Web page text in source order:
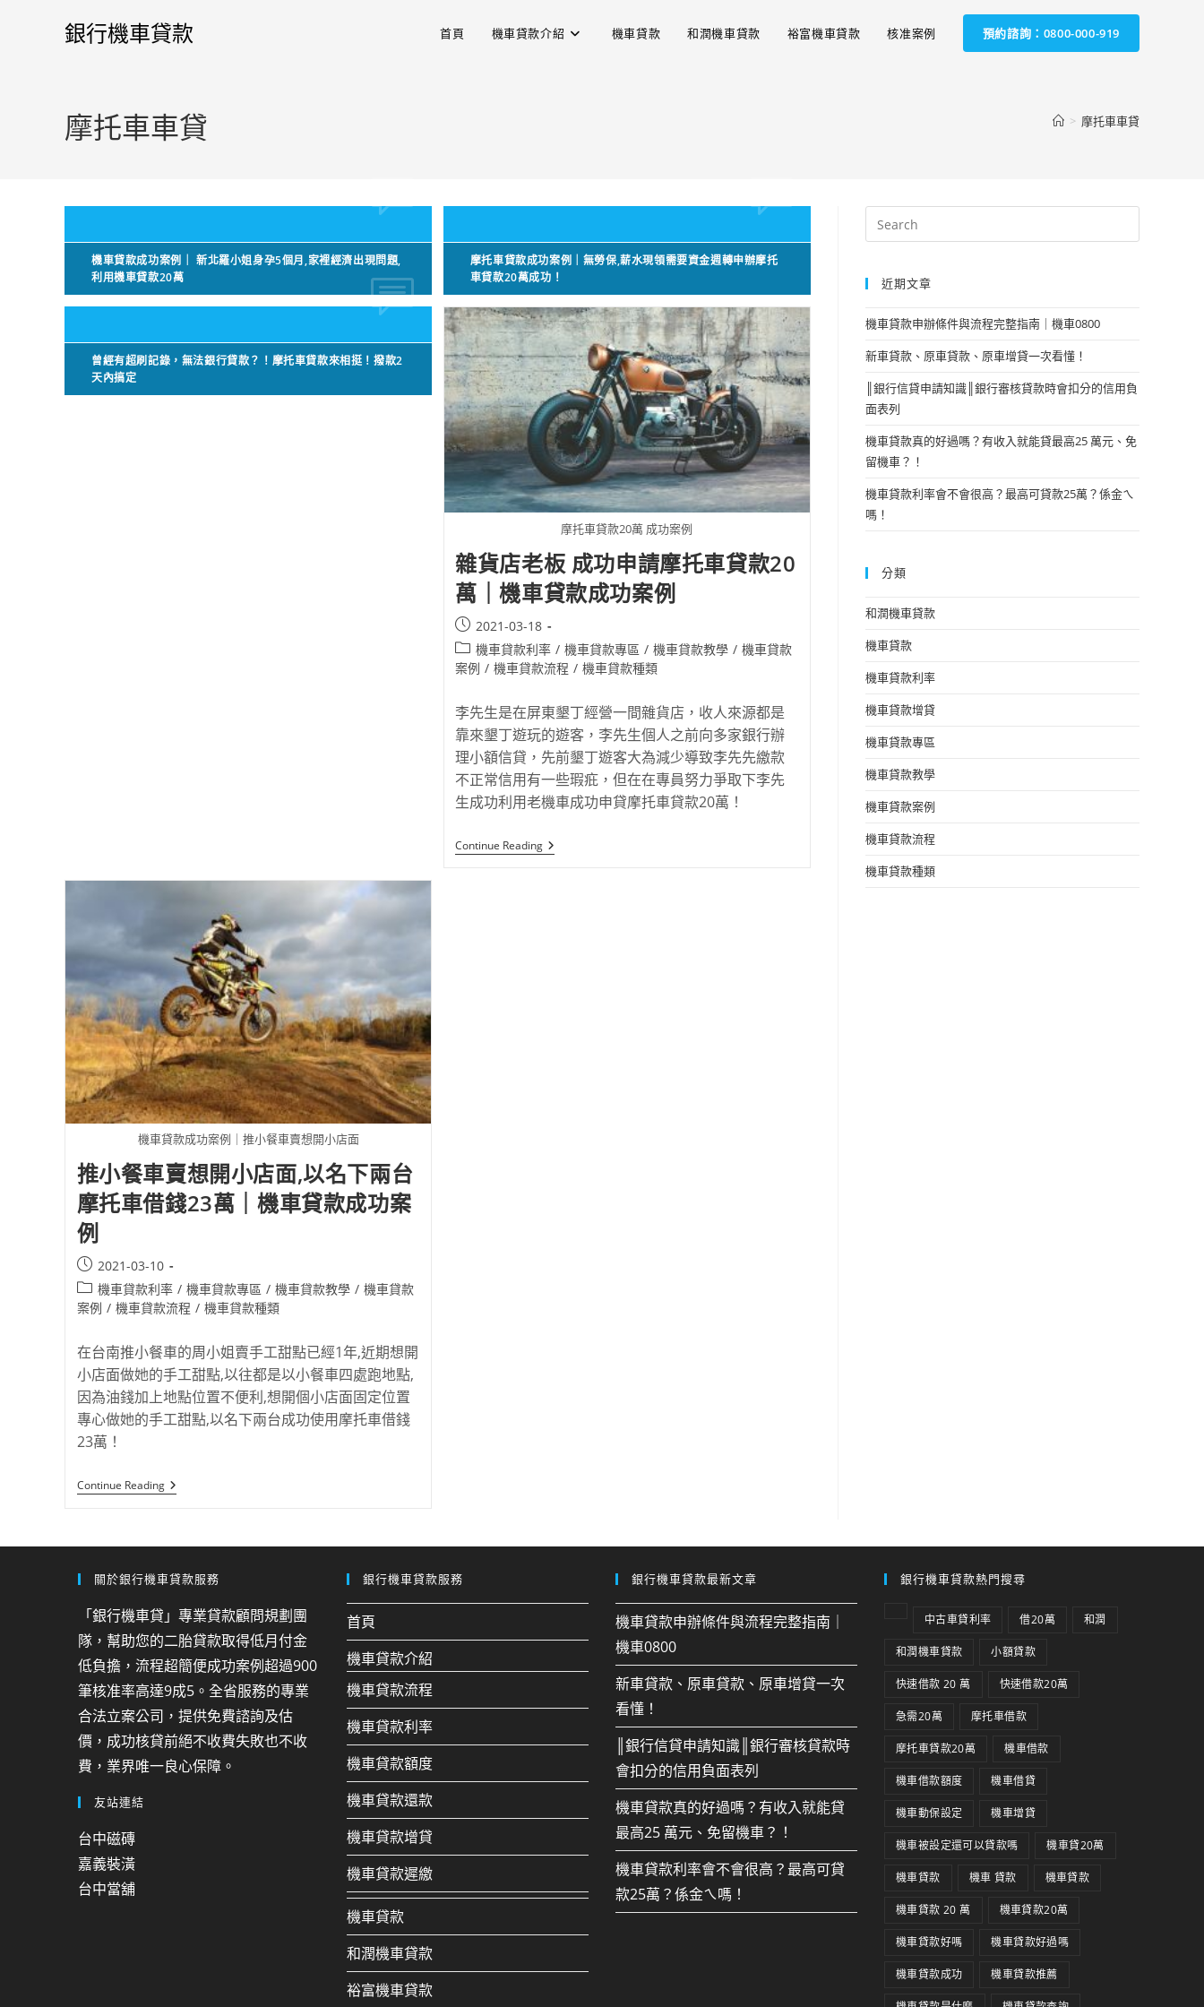
銀行機車貸款 首頁 機車貸款介紹 機車貸款 和潤機車貸款 裕富機車貸款 核准案例 預約諮詢：0800-000-919
摩托車車貸 > 摩托車車貸
機車貸款成功案例｜ 新北羅小姐身孕5個月,家裡經濟出現問題,
利用機車貸款20萬
摩托車貸款成功案例｜無勞保,薪水現領需要資金週轉申辦摩托
車貸款20萬成功！
曾經有超刷記錄，無法銀行貸款？！摩托車貸款來相挺！撥款2
天內搞定
摩托車貸款20萬 成功案例
雜貨店老板 成功申請摩托車貸款20
萬｜機車貸款成功案例
2021-03-18
機車貸款利率 / 機車貸款專區 / 機車貸款教學 / 機車貸款
案例 / 機車貸款流程 / 機車貸款種類
李先生是在屏東墾丁經營一間雜貨店，收人來源都是
靠來墾丁遊玩的遊客，李先生個人之前向多家銀行辦
理小額信貸，先前墾丁遊客大為減少導致李先先繳款
不正常信用有一些瑕疪，但在在專員努力爭取下李先
生成功利用老機車成功申貸摩托車貸款20萬！
Continue Reading
機車貸款成功案例｜推小餐車賣想開小店面
推小餐車賣想開小店面,以名下兩台
摩托車借錢23萬｜機車貸款成功案
例
2021-03-10
機車貸款利率 / 機車貸款專區 / 機車貸款教學 / 機車貸款
案例 / 機車貸款流程 / 機車貸款種類
在台南推小餐車的周小姐賣手工甜點已經1年,近期想開
小店面做她的手工甜點,以往都是以小餐車四處跑地點,
因為油錢加上地點位置不便利,想開個小店面固定位置
專心做她的手工甜點,以名下兩台成功使用摩托車借錢
23萬！
Continue Reading
近期文章
機車貸款申辦條件與流程完整指南｜機車0800
新車貸款、原車貸款、原車增貸一次看懂！
║銀行信貸申請知識║銀行審核貸款時會扣分的信用負
面表列
機車貸款真的好過嗎？有收入就能貸最高25 萬元、免
留機車？！
機車貸款利率會不會很高？最高可貸款25萬？係金ㄟ
嗎！
分類
和潤機車貸款
機車貸款
機車貸款利率
機車貸款增貸
機車貸款專區
機車貸款教學
機車貸款案例
機車貸款流程
機車貸款種類
關於銀行機車貸款服務
「銀行機車貸」專業貸款顧問規劃團
隊，幫助您的二胎貸款取得低月付金
低負擔，流程超簡便成功案例超過900
筆核准率高達9成5。全省服務的專業
合法立案公司，提供免費諮詢及估
價，成功核貸前絕不收費失敗也不收
費，業界唯一良心保障。
友站連結
台中磁磚
嘉義裝潢
台中當舖
銀行機車貸款服務
首頁
機車貸款介紹
機車貸款流程
機車貸款利率
機車貸款額度
機車貸款還款
機車貸款增貸
機車貸款遲繳
機車貸款
和潤機車貸款
裕富機車貸款
銀行機車貸款最新文章
機車貸款申辦條件與流程完整指南｜
機車0800
新車貸款、原車貸款、原車增貸一次
看懂！
║銀行信貸申請知識║銀行審核貸款時
會扣分的信用負面表列
機車貸款真的好過嗎？有收入就能貸
最高25 萬元、免留機車？！
機車貸款利率會不會很高？最高可貸
款25萬？係金ㄟ嗎！
銀行機車貸款熱門搜尋
中古車貸利率 借20萬 和潤
和潤機車貸款 小額貸款
快速借款 20 萬 快速借款20萬
急需20萬 摩托車借款
摩托車貸款20萬 機車借款
機車借款額度 機車借貸
機車動保設定 機車增貸
機車被設定還可以貸款嗎 機車貸20萬
機車貸款 機車 貸款 機車貸款
機車貸款 20 萬 機車貸款20萬
機車貸款好嗎 機車貸款好過嗎
機車貸款成功 機車貸款推薦